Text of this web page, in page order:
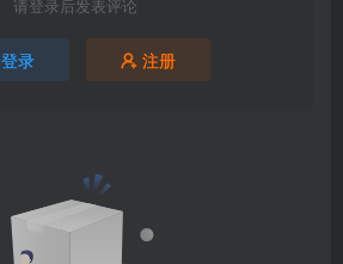
请登录后发表评论
登录 注册